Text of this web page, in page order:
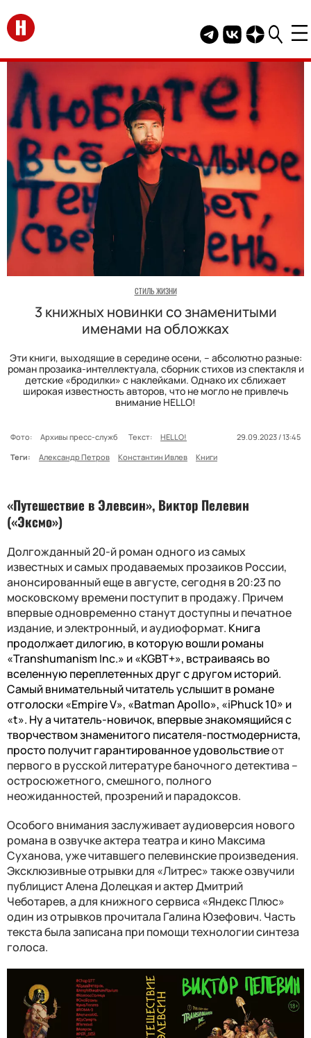
Перейти на главную
Telegram канал
Группа HELLO
Канал
СТИЛЬ ЖИЗНИ
3 книжных новинки со знаменитыми
именами на обложках
Эти книги, выходящие в середине осени, – абсолютно разные:
роман прозаика-интеллектуала, сборник стихов из спектакля и
детские «бродилки» с наклейками. Однако их сближает
широкая известность авторов, что не могло не привлечь
внимание HELLO!
Фото: Архивы пресс-служб Текст: HELLO!
29.09.2023 / 13:45
Теги:
Александр Петров Константин Ивлев Книги
«Путешествие в Элевсин», Виктор Пелевин
(«Эксмо»)
Долгожданный 20-й роман одного из самых
известных и самых продаваемых прозаиков России,
анонсированный еще в августе, сегодня в 20:23 по
московскому времени поступит в продажу. Причем
впервые одновременно станут доступны и печатное
издание, и электронный, и аудиоформат. Книга
продолжает дилогию, в которую вошли романы
«Transhumanism Inc.» и «KGBT+», встраиваясь во
вселенную переплетенных друг с другом историй.
Самый внимательный читатель услышит в романе
отголоски «Empire V», «Batman Apollo», «iPhuck 10» и
«t». Ну а читатель-новичок, впервые знакомящийся с
творчеством знаменитого писателя-постмодерниста,
просто получит гарантированное удовольствиеот
первого в русской литературе баночного детектива –
остросюжетного, смешного, полного
неожиданностей, прозрений и парадоксов.
Особого внимания заслуживает аудиоверсия нового
романа в озвучке актера театра и кино Максима
Суханова, уже читавшего пелевинские произведения.
Эксклюзивные отрывки для «Литрес» также озвучили
публицист Алена Долецкая и актер Дмитрий
Чеботарев, а для книжного сервиса «Яндекс Плюс»
один из отрывков прочитала Галина Юзефович. Часть
текста была записана при помощи технологии синтеза
голоса.